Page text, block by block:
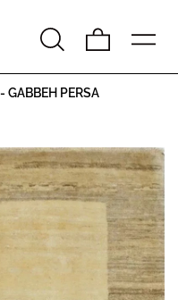
- GABBEH PERSA